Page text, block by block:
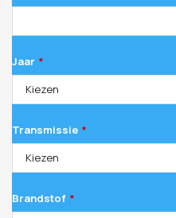
Jaar *
Kiezen
Transmissie *
Kiezen
Brandstof *